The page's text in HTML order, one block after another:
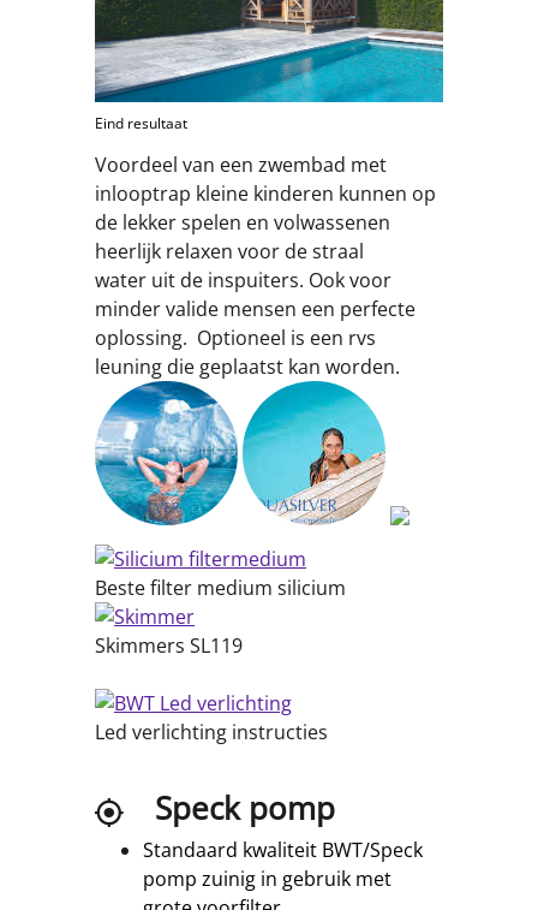
Eind resultaat
Voordeel van een zwembad met
inlooptrap kleine kinderen kunnen op
de lekker spelen en volwassenen
heerlijk relaxen voor de straal
water uit de inspuiters. Ook voor
minder valide mensen een perfecte
oplossing. Optioneel is een rvs
leuning die geplaatst kan worden.
Beste filter medium silicium
Skimmers SL119
Led verlichting instructies
Speck pomp
Standaard kwaliteit BWT/Speck
pomp zuinig in gebruik met